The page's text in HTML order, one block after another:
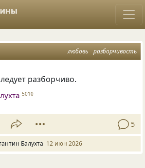
любовь разборчивость
разборчиво.
5010
5
Балухта 12 июн 2026